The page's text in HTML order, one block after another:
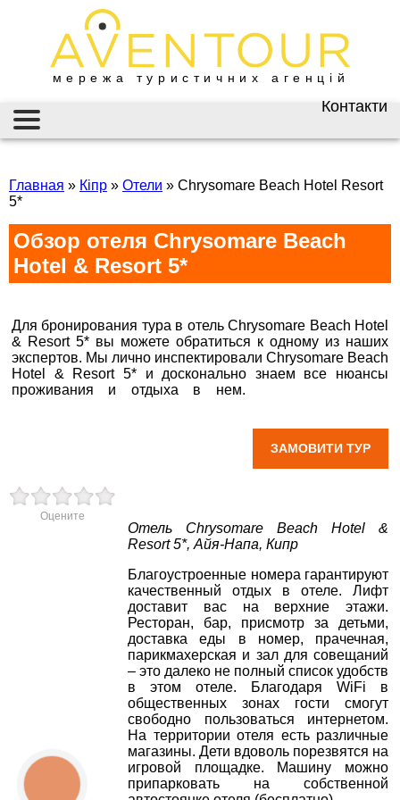
мережа туристичних агенцій
Контакти
Київ
Васильківська 34
+38 (099) 180-32-43,
+38 (093) 180-32-43
kyiv@aventour.ua
Сб 10:00 - 15:00
Дніпро
вул. Старокозацька
10
+38 (093) 180-32-43
0800 33 01 80
Пн. - Пт. 9:00 - 18:00
Сб 10:00 - 15:00
пр. Соборний 216
+38 (067) 180-32-43,
+38 (099) 180-32-43,
+38 (093) 180-32-43,
AVENTOUR / АВЕНТУР
ІНФОРМАЦІЯ
ВІЗИ
ЗАКОРДОННИЙ ПАСПОРТ
ВАКАНСІЇ
Бронюй онлайн 24/7
Главная » Кіпр » Отели » Chrysomare Beach Hotel Resort
5*
Обзор отеля Chrysomare Beach
Hotel & Resort 5*
Для бронирования тура в отель Chrysomare Beach Hotel
& Resort 5* вы можете обратиться к одному из наших
экспертов. Мы лично инспектировали Chrysomare Beach
Hotel & Resort 5* и досконально знаем все нюансы
проживания и отдыха в нем.
ЗАМОВИТИ ТУР
Оцените
Отель Chrysomare Beach Hotel &
Resort 5*, Айя-Напа, Кипр
Благоустроенные номера гарантируют
качественный отдых в отеле. Лифт
доставит вас на верхние этажи.
Ресторан, бар, присмотр за детьми,
доставка еды в номер, прачечная,
парикмахерская и зал для совещаний
– это далеко не полный список удобств
в этом отеле. Благодаря WiFi в
общественных зонах гости смогут
свободно пользоваться интернетом.
На территории отеля есть различные
магазины. Дети вдоволь порезвятся на
игровой площадке. Машину можно
припарковать на собственной
×
*E-MAIL
ТЕЛЕФОН
ДЕ ПРОЖИВАЄТЕ
ПРИМІТКИ